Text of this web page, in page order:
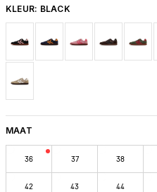
KLEUR: BLACK
MAAT
36 37 38
42 43 44